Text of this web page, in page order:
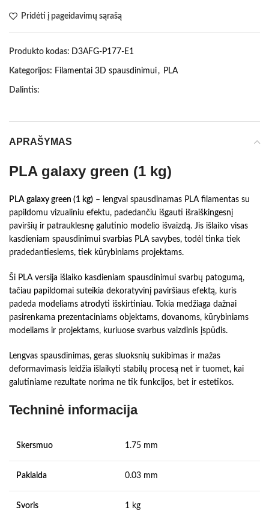
Pridėti į pageidavimų sąrašą
Produkto kodas: D3AFG-P177-E1
Kategorijos: Filamentai 3D spausdinimui , PLA
Dalintis:
APRAŠYMAS
PLA galaxy green (1 kg)
PLA galaxy green (1 kg) – lengvai spausdinamas PLA filamentas su
papildomu vizualiniu efektu, padedančiu išgauti išraiškingesnį
paviršių ir patrauklesnę galutinio modelio išvaizdą. Jis išlaiko visas
kasdieniam spausdinimui svarbias PLA savybes, todėl tinka tiek
pradedantiesiems, tiek kūrybiniams projektams.
Ši PLA versija išlaiko kasdieniam spausdinimui svarbų patogumą,
tačiau papildomai suteikia dekoratyvinį paviršiaus efektą, kuris
padeda modeliams atrodyti išskirtiniau. Tokia medžiaga dažnai
pasirenkama prezentaciniams objektams, dovanoms, kūrybiniams
modeliams ir projektams, kuriuose svarbus vaizdinis įspūdis.
Lengvas spausdinimas, geras sluoksnių sukibimas ir mažas
deformavimasis leidžia išlaikyti stabilų procesą net ir tuomet, kai
galutiniame rezultate norima ne tik funkcijos, bet ir estetikos.
Techninė informacija
Skersmuo 1.75 mm
Paklaida 0.03 mm
Svoris 1 kg